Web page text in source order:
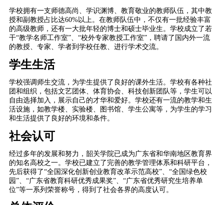
学校拥有一支师德高尚、学识渊博、教育敬业的教师队伍，其中教
授和副教授占比达60%以上。在教师队伍中，不仅有一批经验丰富
的高级教师，还有一大批年轻的博士和硕士毕业生。学校成立了若
干“教学名师工作室”、“校外专家教授工作室”，聘请了国内外一流
的教授、专家、学者到学校任教、进行学术交流。
学生生活
学校强调师生交流，为学生提供了良好的课外生活。学校有各种社
团和组织，包括文艺团体、体育协会、科技创新团队等，学生可以
自由选择加入，展示自己的才华和爱好。学校还有一流的教学和生
活设施，如教学楼、实验楼、图书馆、学生公寓等，为学生的学习
和生活提供了良好的环境和条件。
社会认可
经过多年的发展和努力，韶关学院已成为广东省和华南地区教育界
的知名高校之一。学校已建立了完善的教学管理体系和科研平台，
先后获得了“全国深化创新创业教育改革示范高校”、“全国绿色校
园”、“广东省教育科研优秀成果奖”、“广东省优秀研究生培养单
位”等一系列荣誉称号，得到了社会各界的高度认可。